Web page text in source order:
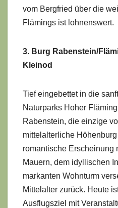
vom Bergfried über die
Flämings ist lohnenswert.
3. Burg Rabenstein/
Kleinod
Tief eingebettet in die
Naturparks Hoher
Rabenstein, die einzige
mittelalterliche
romantische Erscheinung
Mauern, dem idyllischen
markanten Wohnturm
Mittelalter zurück. Heute
Ausflugsziel mit